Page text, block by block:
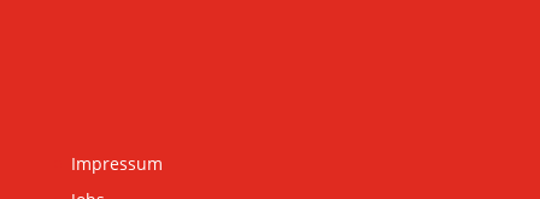
Impressum